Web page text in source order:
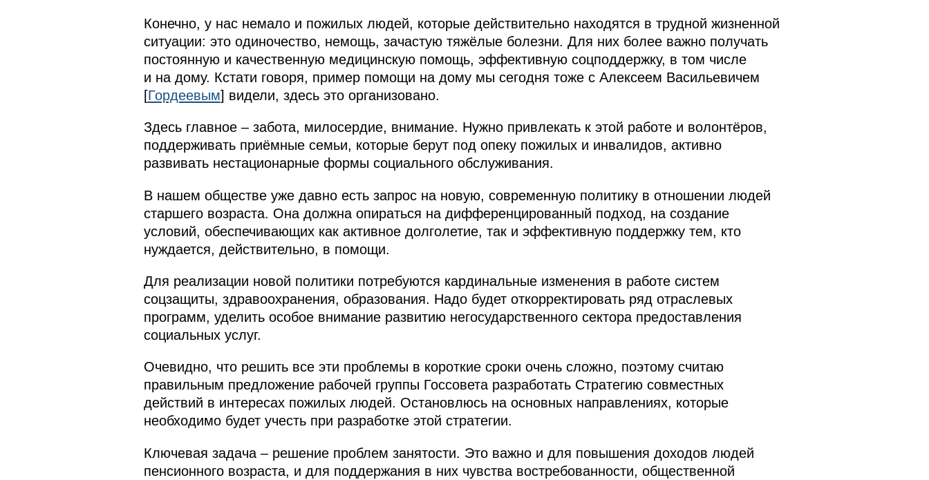
Конечно, у нас немало и пожилых людей, которые действительно находятся в трудной жизненной
ситуации: это одиночество, немощь, зачастую тяжёлые болезни. Для них более важно получать
постоянную и качественную медицинскую помощь, эффективную соцподдержку, в том числе
и на дому. Кстати говоря, пример помощи на дому мы сегодня тоже с Алексеем Васильевичем
[Гордеевым] видели, здесь это организовано.
Здесь главное – забота, милосердие, внимание. Нужно привлекать к этой работе и волонтёров,
поддерживать приёмные семьи, которые берут под опеку пожилых и инвалидов, активно
развивать нестационарные формы социального обслуживания.
В нашем обществе уже давно есть запрос на новую, современную политику в отношении людей
старшего возраста. Она должна опираться на дифференцированный подход, на создание
условий, обеспечивающих как активное долголетие, так и эффективную поддержку тем, кто
нуждается, действительно, в помощи.
Для реализации новой политики потребуются кардинальные изменения в работе систем
соцзащиты, здравоохранения, образования. Надо будет откорректировать ряд отраслевых
программ, уделить особое внимание развитию негосударственного сектора предоставления
социальных услуг.
Очевидно, что решить все эти проблемы в короткие сроки очень сложно, поэтому считаю
правильным предложение рабочей группы Госсовета разработать Стратегию совместных
действий в интересах пожилых людей. Остановлюсь на основных направлениях, которые
необходимо будет учесть при разработке этой стратегии.
Ключевая задача – решение проблем занятости. Это важно и для повышения доходов людей
пенсионного возраста, и для поддержания в них чувства востребованности, общественной